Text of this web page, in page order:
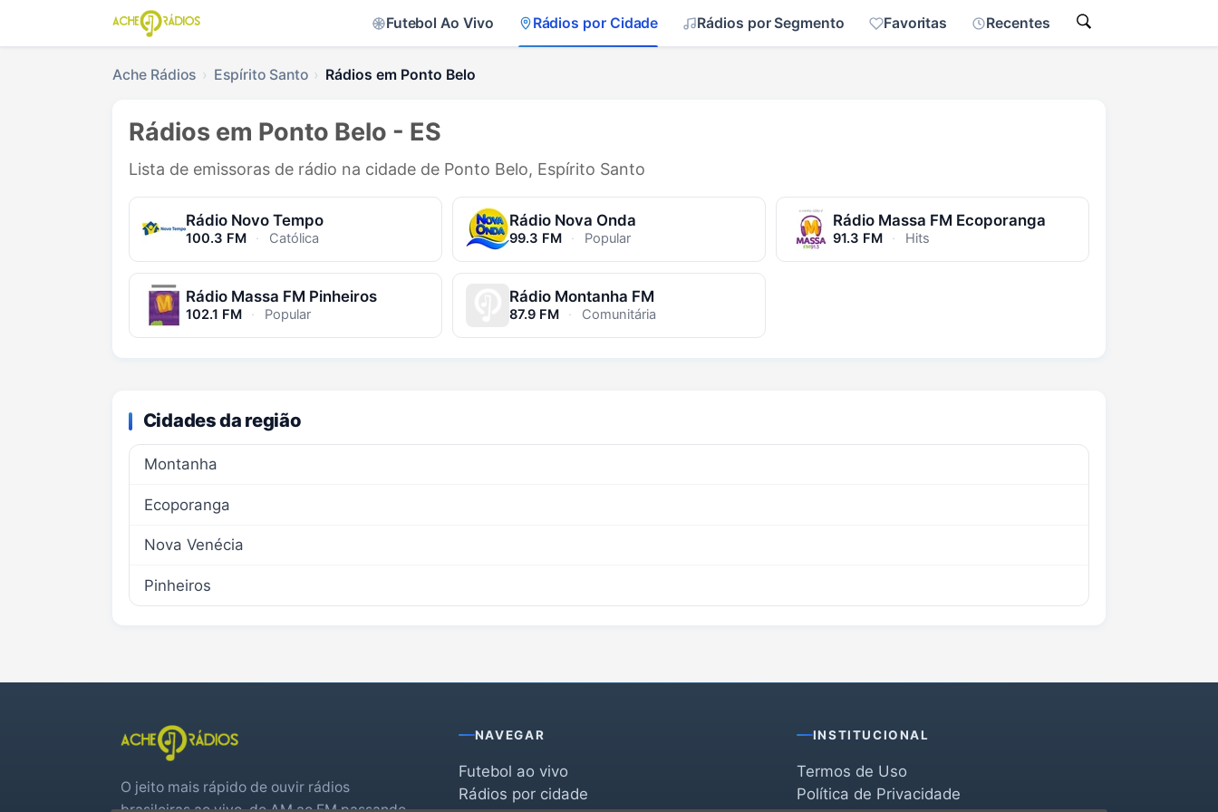
Futebol Ao Vivo Rádios por Cidade Rádios por Segmento Favoritas Recentes
Ache Rádios Espírito Santo Rádios em Ponto Belo
Rádios em Ponto Belo - ES
Lista de emissoras de rádio na cidade de Ponto Belo, Espírito Santo
Rádio Novo Tempo
100.3 FM · Católica
Rádio Nova Onda
99.3 FM · Popular
Rádio Massa FM Ecoporanga
91.3 FM · Hits
Rádio Massa FM Pinheiros
102.1 FM · Popular
Rádio Montanha FM
87.9 FM · Comunitária
Cidades da região
Montanha
Ecoporanga
Nova Venécia
Pinheiros
O jeito mais rápido de ouvir rádios
NAVEGAR
Futebol ao vivo
Rádios por cidade
INSTITUCIONAL
Termos de Uso
Política de Privacidade